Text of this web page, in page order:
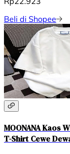
Beli di Shopee
MOONANA Kaos
T-Shirt Cewe